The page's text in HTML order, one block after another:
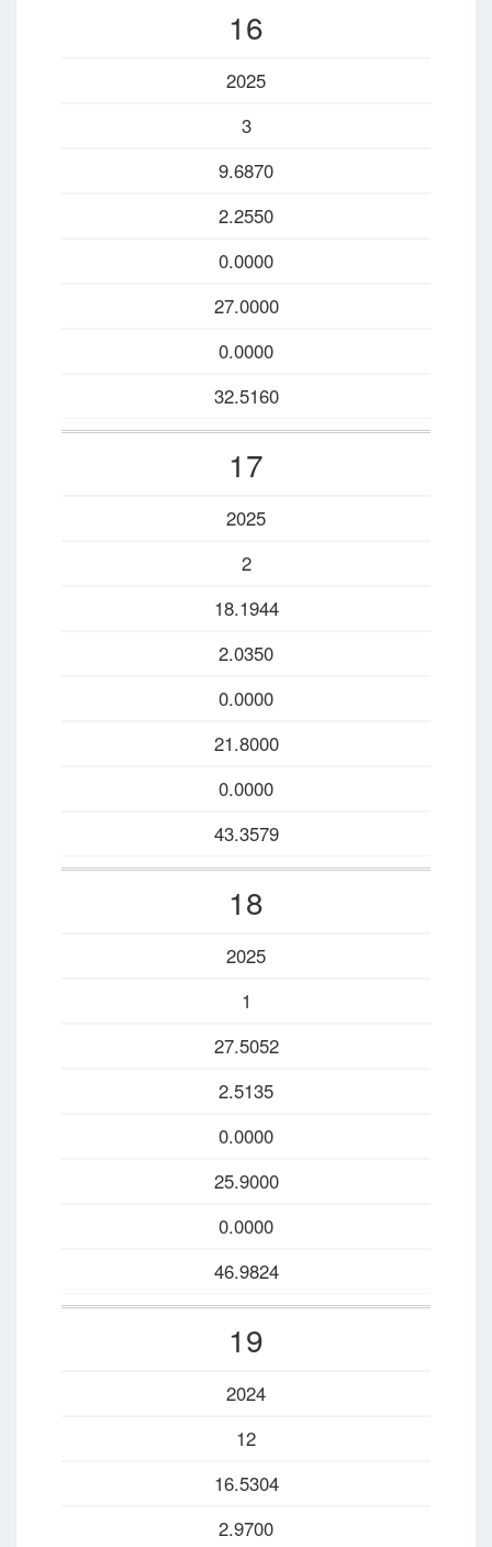
16
2025
3
9.6870
2.2550
0.0000
27.0000
0.0000
32.5160
17
2025
2
18.1944
2.0350
0.0000
21.8000
0.0000
43.3579
18
2025
1
27.5052
2.5135
0.0000
25.9000
0.0000
46.9824
19
2024
12
16.5304
2.9700